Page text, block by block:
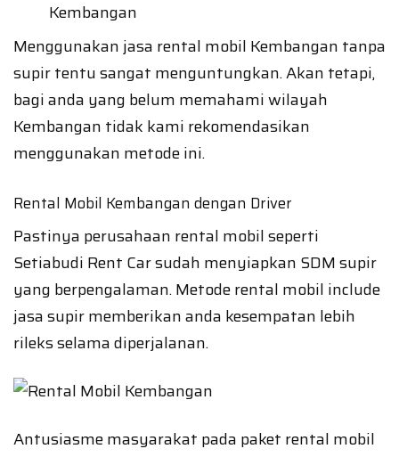
Kembangan
Menggunakan jasa rental mobil Kembangan tanpa
supir tentu sangat menguntungkan. Akan tetapi,
bagi anda yang belum memahami wilayah
Kembangan tidak kami rekomendasikan
menggunakan metode ini.
Rental Mobil Kembangan dengan Driver
Pastinya perusahaan rental mobil seperti
Setiabudi Rent Car sudah menyiapkan SDM supir
yang berpengalaman. Metode rental mobil include
jasa supir memberikan anda kesempatan lebih
rileks selama diperjalanan.
Antusiasme masyarakat pada paket rental mobil